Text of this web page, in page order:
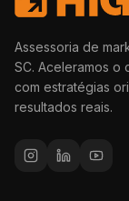
Assessoria de
SC. Aceleramos o
com estratégias
resultados reais.